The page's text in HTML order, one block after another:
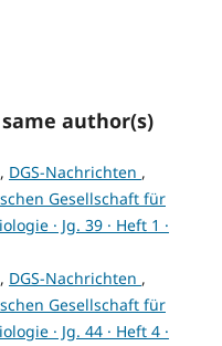
author(s)
DGS-Nachrichten ,
Gesellschaft für
· Jg. 39 · Heft 1 ·
DGS-Nachrichten ,
Gesellschaft für
· Jg. 44 · Heft 4 ·